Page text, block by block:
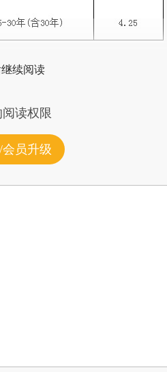
续阅读
读权限
员升级